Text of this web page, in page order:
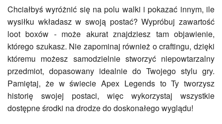
Chciałbyś wyróżnić się na polu walki i pokazać innym, ile
wysiłku wkładasz w swoją postać? Wypróbuj zawartość
loot boxów - może akurat znajdziesz tam objawienie,
którego szukasz. Nie zapominaj również o craftingu, dzięki
któremu możesz samodzielnie stworzyć niepowtarzalny
przedmiot, dopasowany idealnie do Twojego stylu gry.
Pamiętaj, że w świecie Apex Legends to Ty tworzysz
historię swojej postaci, więc wykorzystaj wszystkie
dostępne środki na drodze do doskonałego wyglądu!